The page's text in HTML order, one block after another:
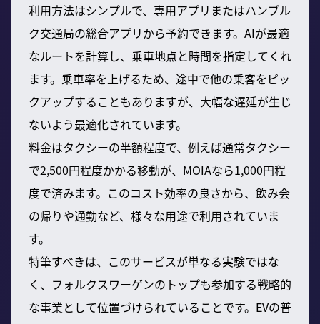
利用方法はシンプルで、専用アプリまたはハンブル
ク交通局の総合アプリから予約できます。AIが最適
なルートを計算し、乗車地点と時間を指定してくれ
ます。乗車率を上げるため、途中で他の乗客をピッ
クアップすることもありますが、大幅な遅延が生じ
ないよう最適化されています。
料金はタクシーの半額程度で、例えば通常タクシー
で2,500円程度かかる移動が、MOIAなら1,000円程
度で済みます。このコスト効率の良さから、飲み会
の帰りや通勤など、様々な用途で利用されていま
す。
特筆すべきは、このサービスが単なる実験ではな
く、フォルクスワーゲンのトップも参加する戦略的
な事業として位置づけられていることです。EVの普